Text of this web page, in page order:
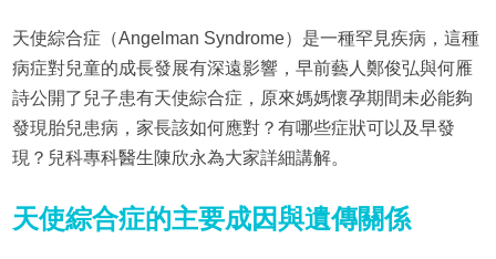
天使綜合症（Angelman Syndrome）是一種罕見疾病，這種
病症對兒童的成長發展有深遠影響，早前藝人鄭俊弘與何雁
詩公開了兒子患有天使綜合症，原來媽媽懷孕期間未必能夠
發現胎兒患病，家長該如何應對？有哪些症狀可以及早發
現？兒科專科醫生陳欣永為大家詳細講解。
天使綜合症的主要成因與遺傳關係